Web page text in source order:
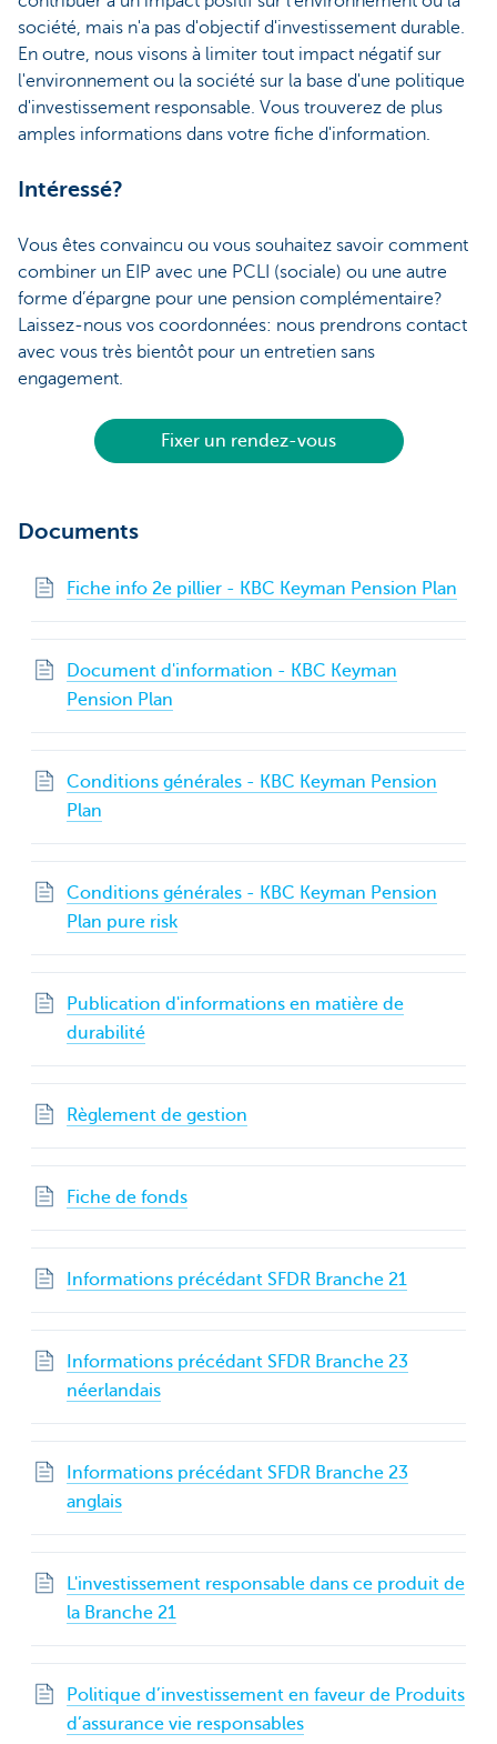
société, mais n'a pas d'objectif d'investissement durable.
En outre, nous visons à limiter tout impact négatif sur
l'environnement ou la société sur la base d'une politique
d'investissement responsable. Vous trouverez de plus
amples informations dans votre fiche d'information.
Intéressé?
Vous êtes convaincu ou vous souhaitez savoir comment
combiner un EIP avec une PCLI (sociale) ou une autre
forme d’épargne pour une pension complémentaire?
Laissez-nous vos coordonnées: nous prendrons contact
avec vous très bientôt pour un entretien sans
engagement.
Fixer un rendez-vous
Documents
Fiche info 2e pillier - KBC Keyman Pension Plan
Document d'information - KBC Keyman
Pension Plan
Conditions générales - KBC Keyman Pension
Plan
Conditions générales - KBC Keyman Pension
Plan pure risk
Publication d'informations en matière de
durabilité
Règlement de gestion
Fiche de fonds
Informations précédant SFDR Branche 21
Informations précédant SFDR Branche 23
néerlandais
Informations précédant SFDR Branche 23
anglais
L'investissement responsable dans ce produit de
la Branche 21
Politique d’investissement en faveur de Produits
d’assurance vie responsables